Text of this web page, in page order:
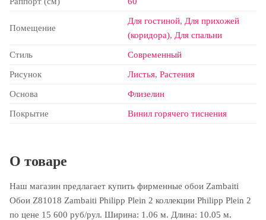
Помещение
Для гостиной, Для прихожей
(коридора), Для спальни
Стиль Современный
Рисунок Листья, Растения
Основа Флизелин
Покрытие Винил горячего тиснения
О товаре
Наш магазин предлагает купить фирменные обои Zambaiti
Обои Z81018 Zambaiti Philipp Plein 2 коллекции Philipp Plein 2
по цене 15 600 руб/рул. Ширина: 1.06 м. Длина: 10.05 м.